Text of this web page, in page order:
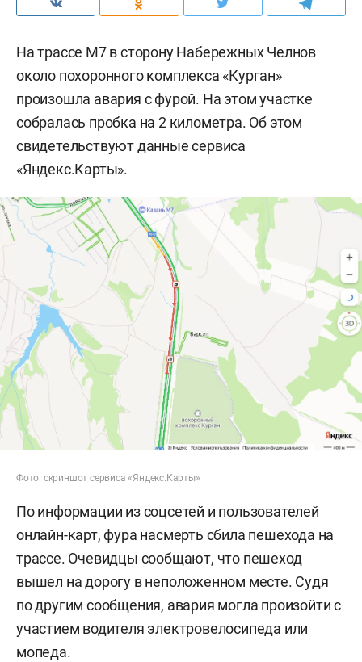
На трассе М7 в сторону Набережных Челнов
около похоронного комплекса «Курган»
произошла авария с фурой. На этом участке
собралась пробка на 2 километра. Об этом
свидетельствуют данные сервиса
«Яндекс.Карты».
Фото: скриншот сервиса «Яндекс.Карты»
По информации из соцсетей и пользователей
онлайн-карт, фура насмерть сбила пешехода на
трассе. Очевидцы сообщают, что пешеход
вышел на дорогу в неположенном месте. Судя
по другим сообщения, авария могла произойти с
участием водителя электровелосипеда или
мопеда.